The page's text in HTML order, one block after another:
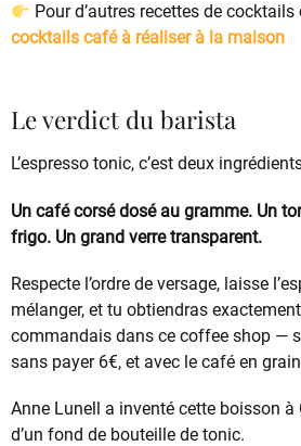
Pour d’autres recettes de
cocktails café à réaliser à la maison
Le verdict du barista
L’espresso tonic, c’est deux
Un café corsé dosé au gramme. Un
frigo. Un grand verre transparent.
Respecte l’ordre de versage, laisse
mélanger, et tu obtiendras
commandais dans ce coffee shop —
sans payer 6€, et avec le café en
Anne Lunell a inventé cette boisson
d’un fond de bouteille de tonic.